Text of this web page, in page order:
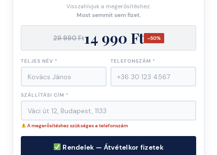
Visszahívjuk a megerősítéshez.
Most semmit sem fizet.
29 990 Ft14 990 Ft –50%
TELJES NÉV * TELEFONSZÁM *
SZÁLLÍTÁSI CÍM *
A megerősítéshez szükséges a telefonszám
Rendelek — Átvételkor fizetek